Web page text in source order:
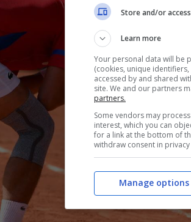
Store and/or
Learn more
Your personal data will be
(cookies, unique
accessed by and shared
site. We and our partners
partners.
Some vendors may
interest, which you can
for a link at the bottom of
withdraw consent in
Manage options